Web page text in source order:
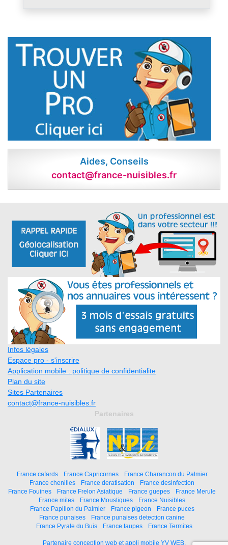
Aides, Conseils
contact@france-nuisibles.fr
Infos légales
Espace pro - s'inscrire
Application mobile : politique de confidentialite
Plan du site
Sites Partenaires
contact@france-nuisibles.fr
Partenaires
France cafards France Capricornes
France Charancon du Palmier
France chenilles
France deratisation
France desinfection
France Fouines
France Frelon Asiatique France guepes
France Merule
France mites
France Moustiques
France Nuisibles
France Papillon du Palmier
France pigeon
France puces
France punaises
France punaises detection canine
France Pyrale du Buis
France taupes France Termites
Partenaire conception web et appli mobile YV WEB.